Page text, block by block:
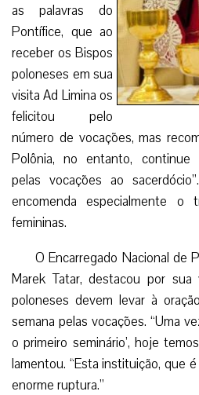
as palavras do
Pontífice, que ao
receber os Bispos
poloneses em sua
visita Ad Limina os
felicitou pelo
número de vocações, mas
Polônia, no entanto, continue
pelas vocações ao
encomenda especialmente o
femininas.
O Encarregado Nacional de
Marek Tatar, destacou por
poloneses devem levar à
semana pelas vocações. “Uma
o primeiro seminário’, hoje
lamentou. “Esta instituição, que
enorme ruptura.”